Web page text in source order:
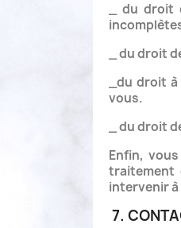
_ du
_ du droit
_du droit
vous.
_ du droit
Enfin,
traitement
intervenir
7.